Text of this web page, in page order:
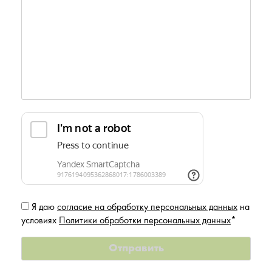
Я даю согласие на обработку персональных данных на
условиях Политики обработки персональных данных*